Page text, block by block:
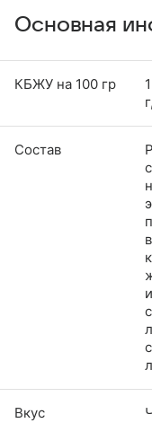
Основная
КБЖУ на 100 гр
Состав
Вкус